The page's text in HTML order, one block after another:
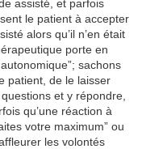
assisté, et parfois
le patient à accepter
alors qu’il n’en était
porte en
sachons
patient, de le laisser
et y répondre,
qu’une réaction à
votre maximum” ou
les volontés